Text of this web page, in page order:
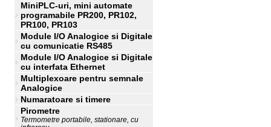
MiniPLC-uri, mini automate
programabile PR200, PR102,
PR100, PR103
Module I/O Analogice si Digitale
cu comunicatie RS485
Module I/O Analogice si Digitale
cu interfata Ethernet
Multiplexoare pentru semnale
Analogice
Numaratoare si timere
Pirometre
Termometre portabile, stationare, cu